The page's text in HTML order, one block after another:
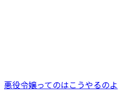
悪役令嬢ってのはこうやるのよ